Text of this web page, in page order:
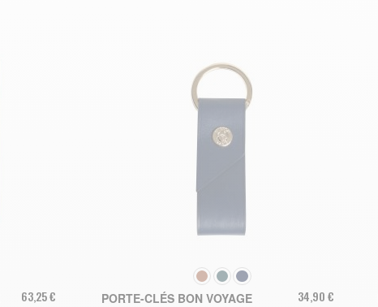
63,25 €
COULEUR
PORTE-CLÉS BON VOYAGE 34,90 €